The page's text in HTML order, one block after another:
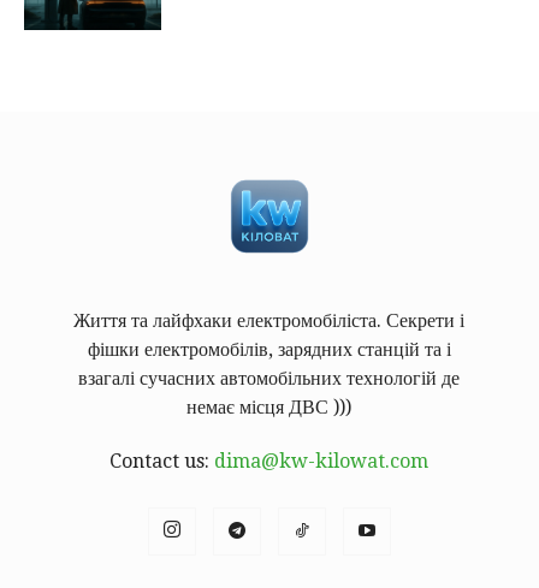
Життя та лайфхаки електромобіліста. Секрети і
фішки електромобілів, зарядних станцій та і
взагалі сучасних автомобільних технологій де
немає місця ДВС )))
Contact us: dima@kw-kilowat.com